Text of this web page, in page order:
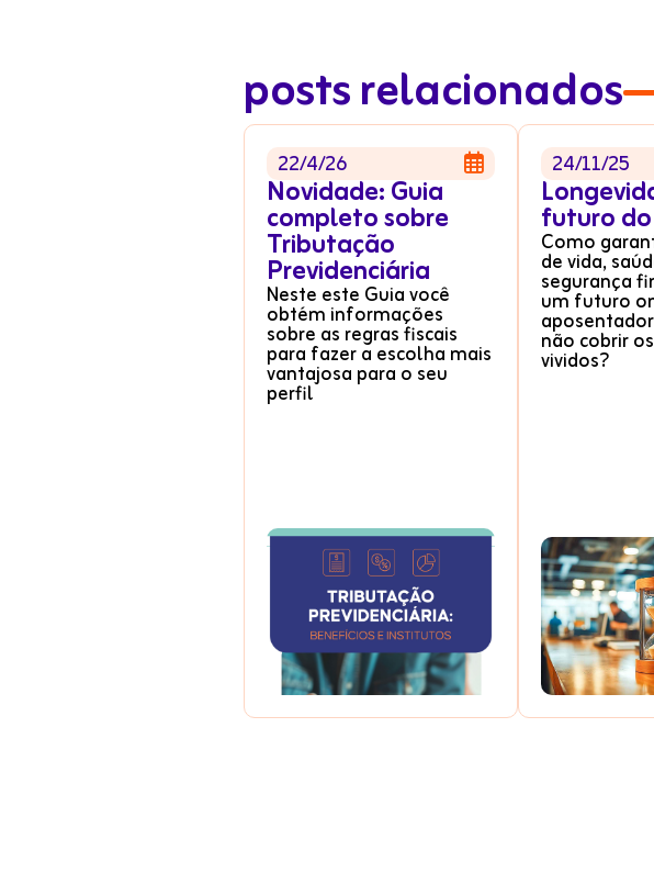
posts relacionados
22/4/26 
Novidade: Guia
completo sobre
Tributação
Previdenciária
Neste este Guia você
obtém informações
sobre as regras fiscais
para fazer a escolha mais
vantajosa para o seu
perfil
24/11/25
futuro
Como
de vida,
segurança
um futuro
não cobrir
vividos?